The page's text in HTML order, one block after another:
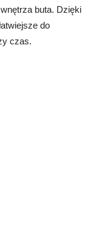
buta. Dzięki
do
czas.